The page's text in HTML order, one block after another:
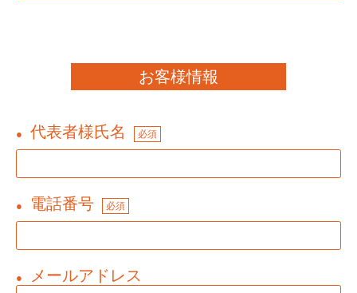
お客様情報
● 代表者様氏名 必須
● 電話番号 必須
● メールアドレス